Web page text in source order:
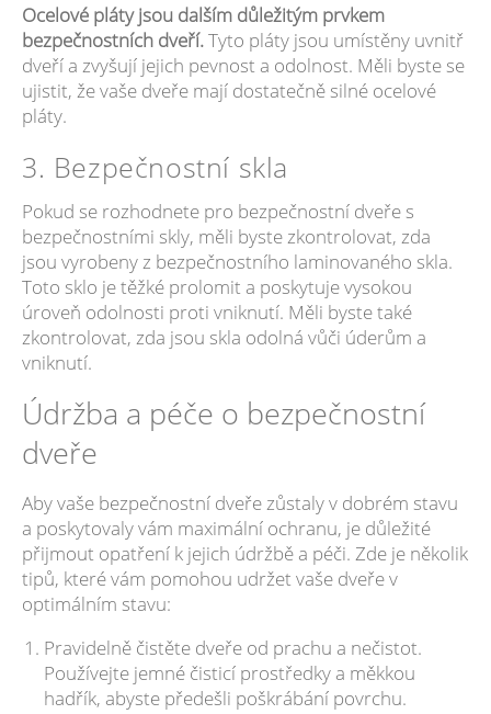
Ocelové pláty jsou dalším důležitým prvkem
bezpečnostních dveří.Tyto pláty jsou umístěny uvnitř
dveří a zvyšují jejich pevnost a odolnost. Měli byste se
ujistit, že vaše dveře mají dostatečně silné ocelové
pláty.
3. Bezpečnostní skla
Pokud se rozhodnete pro bezpečnostní dveře s
bezpečnostními skly, měli byste zkontrolovat, zda
jsou vyrobeny z bezpečnostního laminovaného skla.
Toto sklo je těžké prolomit a poskytuje vysokou
úroveň odolnosti proti vniknutí. Měli byste také
zkontrolovat, zda jsou skla odolná vůči úderům a
vniknutí.
Údržba a péče o bezpečnostní
dveře
Aby vaše bezpečnostní dveře zůstaly v dobrém stavu
a poskytovaly vám maximální ochranu, je důležité
přijmout opatření k jejich údržbě a péči. Zde je několik
tipů, které vám pomohou udržet vaše dveře v
optimálním stavu:
Pravidelně čistěte dveře od prachu a nečistot.
Používejte jemné čisticí prostředky a měkkou
hadřík, abyste předešli poškrábání povrchu.